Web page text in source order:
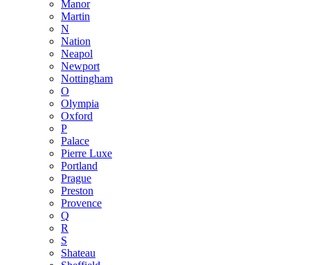
Manor
Martin
N
Nation
Neapol
Newport
Nottingham
O
Olympia
Oxford
P
Palace
Pierre Luxe
Portland
Prague
Preston
Provence
Q
R
S
Shateau